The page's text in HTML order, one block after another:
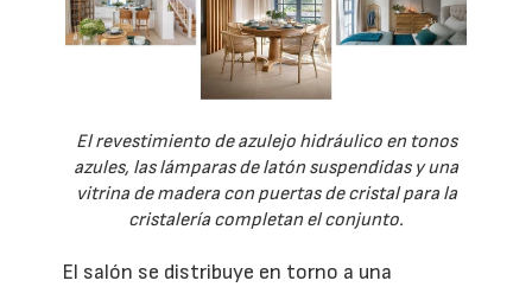
El revestimiento de azulejo hidráulico en tonos
azules, las lámparas de latón suspendidas y una
vitrina de madera con puertas de cristal para la
cristalería completan el conjunto.
El salón se distribuye en torno a una